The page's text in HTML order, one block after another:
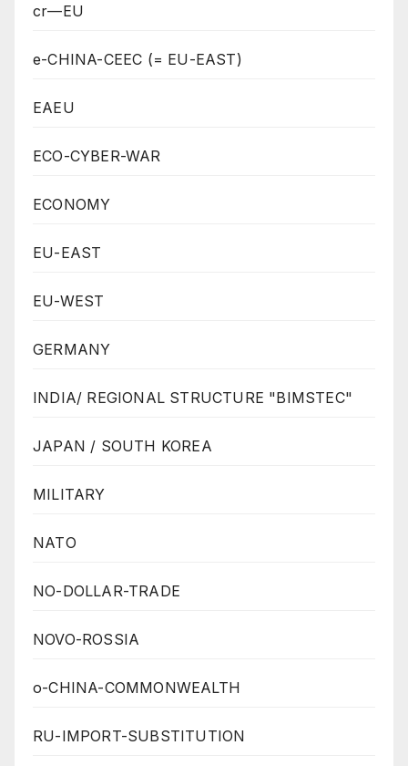
cr—EU
e-CHINA-CEEC (= EU-EAST)
EAEU
ECO-CYBER-WAR
ECONOMY
EU-EAST
EU-WEST
GERMANY
INDIA/ REGIONAL STRUCTURE "BIMSTEC"
JAPAN / SOUTH KOREA
MILITARY
NATO
NO-DOLLAR-TRADE
NOVO-ROSSIA
o-CHINA-COMMONWEALTH
RU-IMPORT-SUBSTITUTION